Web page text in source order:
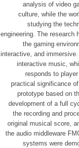
analysis of video
culture, while the
studying the
engineering. The research
the gaming
interactive, and
interactive music,
responds to
practical significance
prototype based on
development of a full
the recording and
original musical score,
the audio middleware
systems were